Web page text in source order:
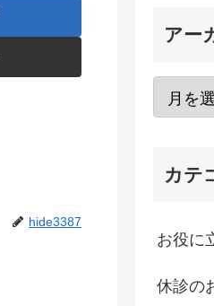
hide3387
アー
カテ
お役に
休診の